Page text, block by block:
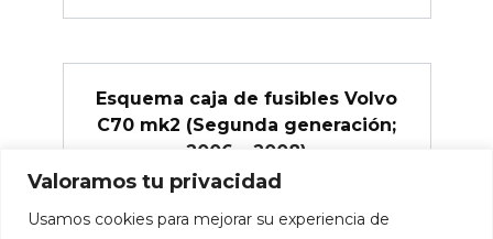
Valoramos tu privacidad
Usamos cookies para mejorar su experiencia de
Esquema caja de fusibles Volvo
C70 mk2 (Segunda generación;
2006 – 2008)
Volvo C70 mk2 (Segunda generación;